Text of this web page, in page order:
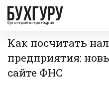
бухгалтерский интернет-журнал
Как посчитать
предприятия:
сайте ФНС